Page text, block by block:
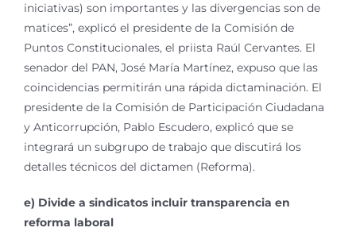
iniciativas) son importantes y las divergencias son de
matices”, explicó el presidente de la Comisión de
Puntos Constitucionales, el priista Raúl Cervantes. El
senador del PAN, José María Martínez, expuso que las
coincidencias permitirán una rápida dictaminación. El
presidente de la Comisión de Participación Ciudadana
y Anticorrupción, Pablo Escudero, explicó que se
integrará un subgrupo de trabajo que discutirá los
detalles técnicos del dictamen (Reforma).
e) Divide a sindicatos incluir transparencia en
reforma laboral